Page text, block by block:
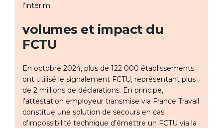
l’intérim.
volumes et impact du
FCTU
En octobre 2024, plus de 122 000 établissements
ont utilisé le signalement FCTU, représentant plus
de 2 millions de déclarations. En principe,
l’attestation employeur transmise via France Travail
constitue une solution de secours en cas
d’impossibilité technique d’émettre un FCTU via la